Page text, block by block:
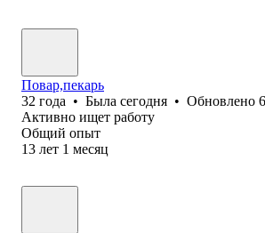
Повар,пекарь
32 года • Была сегодня • Обновлено
Активно ищет работу
Общий опыт
13 лет 1 месяц